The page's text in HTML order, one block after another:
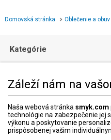
Záleží nám na
Naša webová stránka smyk.com
technológie na zabezpečenie jej
výkonu a poskytovanie
prispôsobenej vašim
Domovská stránka Oblečenie a obuv
Kategórie
Zákaznícka zóna
Právne informácie
Zákaznícke Centrum